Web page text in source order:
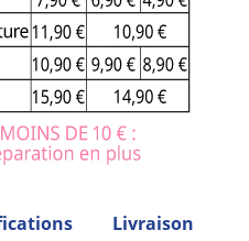
Livraison